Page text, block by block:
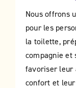
Nous offrons
pour les
la toilette,
compagnie et
favoriser leur
confort et